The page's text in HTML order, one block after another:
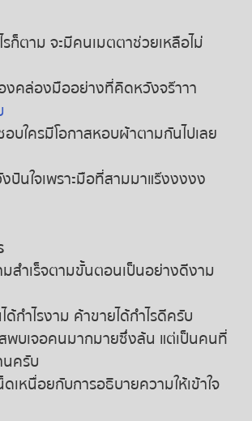
าย
รก็ตาม จะมีคนเมตตาช่วยเหลือไม่
งคล่องมืออย่างที่คิดหวังจร๊าาา
อบใครมีโอกาสหอบผ้าตามกันไปเลย
ปันใจเพราะมือที่สามมาแร๊งงงงง
สำเร็จตามขั้นตอนเป็นอย่างดีงาม
กำไรงาม ค้าขายได้กำไรดีครับ
พบเจอคนมากมายซึ่งล้น แต่เป็นคนที่
นครับ
เหนื่อยกับการอธิบายความให้เข้าใจ